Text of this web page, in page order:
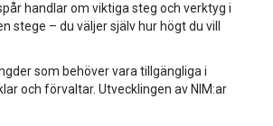
handlar om viktiga steg och verktyg i
– du väljer själv hur högt du vill
som behöver vara tillgängliga i
och förvaltar. Utvecklingen av NIM:ar